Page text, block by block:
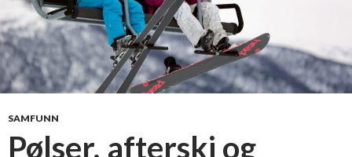
SAMFUNN
Pølser, afterski og